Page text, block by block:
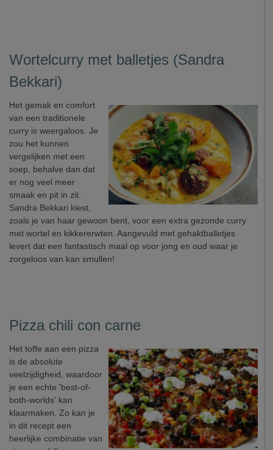
Wortelcurry met balletjes (Sandra
Bekkari)
Het gemak en comfort
van een traditionele
curry is weergaloos. Je
zou het kunnen
vergelijken met een
soep, behalve dan dat
er nog veel meer
smaak en pit in zit.
Sandra Bekkari kiest,
zoals je van haar gewoon bent, voor een extra gezonde curry
met wortel en kikkererwten. Aangevuld met gehaktballetjes
levert dat een fantastisch maal op voor jong en oud waar je
zorgeloos van kan smullen!
Pizza chili con carne
Het toffe aan een pizza
is de absolute
veelzijdigheid, waardoor
je een echte 'best-of-
both-worlds' kan
klaarmaken. Zo kan je
in dit recept een
heerlijke combinatie van